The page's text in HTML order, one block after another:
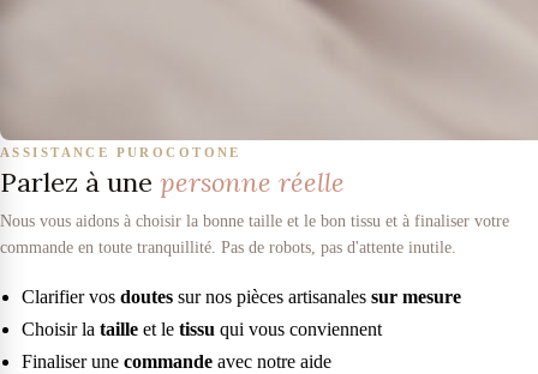
ASSISTANCE PUROCOTONE
Parlez à une personne réelle
Nous vous aidons à choisir la bonne taille et le bon tissu et à finaliser votre
commande en toute tranquillité. Pas de robots, pas d'attente inutile.
Clarifier vos doutes sur nos pièces artisanales sur mesure
Choisir la taille et le tissu qui vous conviennent
Finaliser une commande avec notre aide